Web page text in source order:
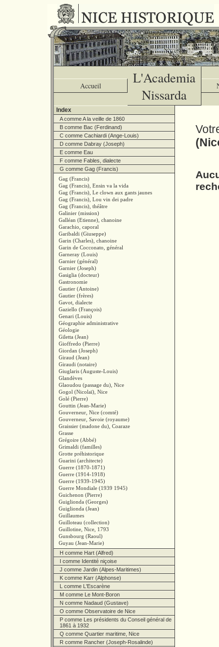
Accueil
L'Academia
Nissarda
Index
A comme A la veille de 1860
B comme Bac (Ferdinand)
C comme Cachiardi (Ange-Louis)
D comme Dabray (Joseph)
E comme Eau
F comme Fables, dialecte
G comme Gag (Francis)
Gag (Francis)
Gag (Francis), Ensin va la vida
Gag (Francis), Le clown aux gants jaunes
Gag (Francis), Lou vin dei padre
Gag (Francis), théâtre
Galinier (mission)
Galléan (Etienne), chanoine
Garachio, caporal
Garibaldi (Giuseppe)
Garin (Charles), chanoine
Garin de Cocconato, général
Garneray (Louis)
Garnier (général)
Garnier (Joseph)
Gasiglia (docteur)
Gastronomie
Gautier (Antoine)
Gautier (frères)
Gavot, dialecte
Gaziello (François)
Genari (Louis)
Géographie administrative
Géologie
Giletta (Jean)
Gioffredo (Pierre)
Giordan (Joseph)
Giraud (Jean)
Giraudi (notaire)
Giuglaris (Auguste-Louis)
Glandèves
Glaoudou (passage du), Nice
Gogol (Nicolaï), Nice
Golé (Pierre)
Gouttin (Jean-Marie)
Gouverneur, Nice (comté)
Gouverneur, Savoie (royaume)
Graissier (madone du), Coaraze
Grasse
Grégoire (Abbé)
Grimaldi (familles)
Grotte préhistorique
Guarini (architecte)
Guerre (1870-1871)
Guerre (1914-1918)
Guerre (1939-1945)
Guerre Mondiale (1939 1945)
Guichenon (Pierre)
Guiglionda (Georges)
Guiglionda (Jean)
Guillaumes
Guilloteau (collection)
Guillotine, Nice, 1793
Gunsbourg (Raoul)
Guyau (Jean-Marie)
H comme Hart (Alfred)
I comme Identité niçoise
J comme Jardin (Alpes-Maritimes)
K comme Karr (Alphonse)
L comme L'Escarène
M comme Le Mont-Boron
N comme Nadaud (Gustave)
O comme Observatoire de Nice
P comme Les présidents du Conseil général de
1861 à 1932
Q comme Quartier maritime, Nice
R comme Rancher (Joseph-Rosalinde)